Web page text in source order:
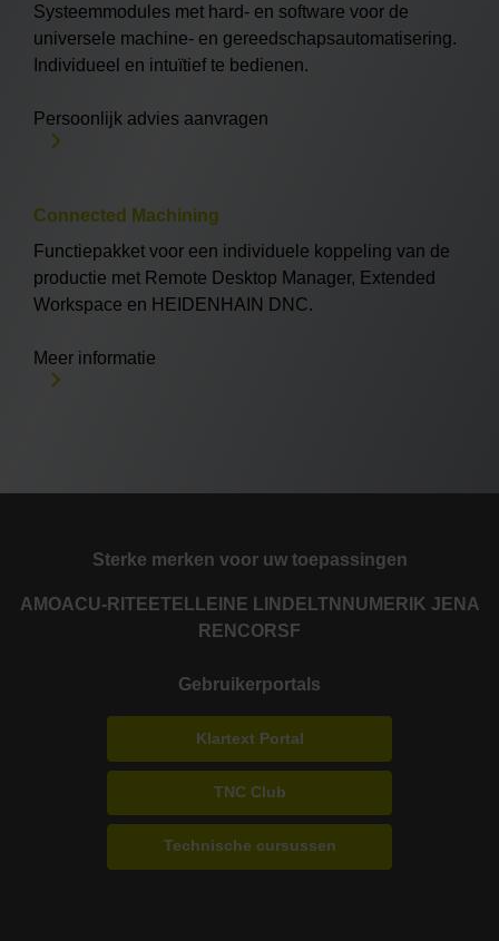
Systeemmodules met hard- en software voor de
universele machine- en gereedschapsautomatisering.
Individueel en intuïtief te bedienen.
Persoonlijk advies aanvragen
Connected Machining
Functiepakket voor een individuele koppeling van de
productie met Remote Desktop Manager, Extended
Workspace en HEIDENHAIN DNC.
Meer informatie
Sterke merken voor uw toepassingen
AMOACU-RITE ETEL LEINE LINDE LTN NUMERIK JENA
RENCORSF
Gebruikerportals
Klartext Portal
TNC Club
Technische cursussen